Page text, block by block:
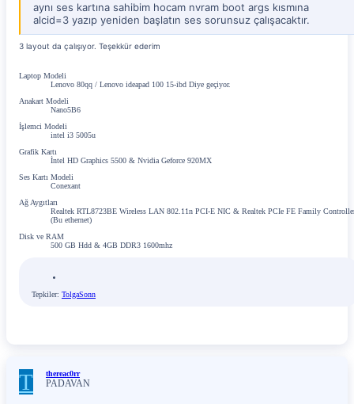
aynı ses kartına sahibim hocam nvram boot args kısmına
alcid=3 yazıp yeniden başlatın ses sorunsuz çalışacaktır.
3 layout da çalışıyor. Teşekkür ederim
Laptop Modeli
Lenovo 80qq / Lenovo ideapad 100 15-ibd Diye geçiyor.
Anakart Modeli
Nano5B6
İşlemci Modeli
intel i3 5005u
Grafik Kartı
İntel HD Graphics 5500 & Nvidia Geforce 920MX
Ses Kartı Modeli
Conexant
Ağ Aygıtları
Realtek RTL8723BE Wireless LAN 802.11n PCI-E NIC & Realtek PCIe FE Family
(Bu ethernet)
Disk ve RAM
500 GB Hdd & 4GB DDR3 1600mhz
Tepkiler: TolgaSonn
T thereac0rr
PADAVAN